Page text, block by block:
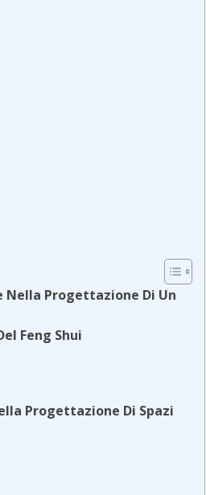
Nella Progettazione Di Un
Feng Shui
Progettazione Di Spazi